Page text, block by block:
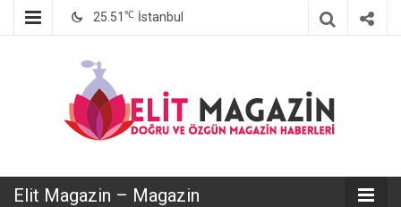
25.51 ℃ İstanbul
Elit Magazin
Elit Magazin – Magazin